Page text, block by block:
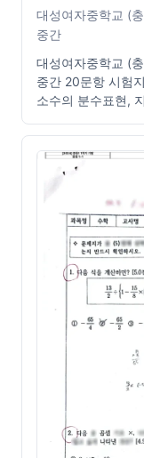
대성여자중학교 (
중간
대성여자중학교 (
중간 20문항 시험
소수의 분수표현,